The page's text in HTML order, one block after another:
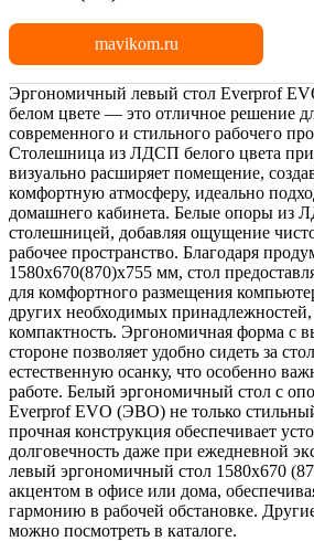
mavikom.ru
Эргономичный левый стол Everprof
белом цвете — это отличное решение
современного и стильного рабочего
Столешница из ЛДСП белого цвета
визуально расширяет помещение,
комфортную атмосферу, идеально
домашнего кабинета. Белые опоры из
столешницей, добавляя ощущение
рабочее пространство. Благодаря
1580х670(870)x755 мм, стол
для комфортного размещения
других необходимых
компактность. Эргономичная форма с
стороне позволяет удобно сидеть за
естественную осанку, что особенно
работе. Белый эргономичный стол с
Everprof EVO (ЭВО) не только
прочная конструкция обеспечивает
долговечность даже при ежедневной
левый эргономичный стол 1580х670
акцентом в офисе или дома,
гармонию в рабочей обстановке.
можно посмотреть в каталоге.